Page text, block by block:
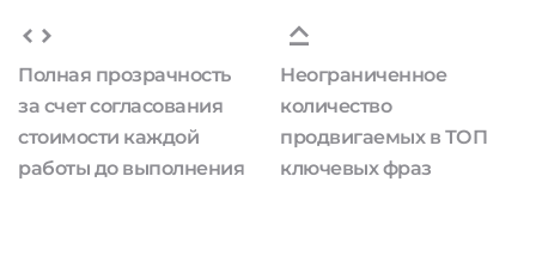
Полная прозрачность
за счет согласования
стоимости каждой
работы до выполнения
Неограниченное
количество
продвигаемых в ТОП
ключевых фраз